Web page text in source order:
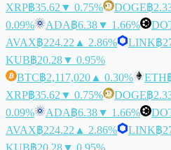
XRP฿35.62 ▼ 0.75% DOGE฿
0.09%
ADA฿6.38▼ 1.66%
AVAX฿224.22 ▲ 2.86% LINK฿
KUB฿20.28▼ 0.95%
BTC฿2,117,020 ▲ 0.30% ETH
XRP฿35.62 ▼ 0.75% DOGE฿
0.09%
ADA฿6.38▼ 1.66%
AVAX฿224.22 ▲ 2.86% LINK฿
KUB฿20.28▼ 0.95%